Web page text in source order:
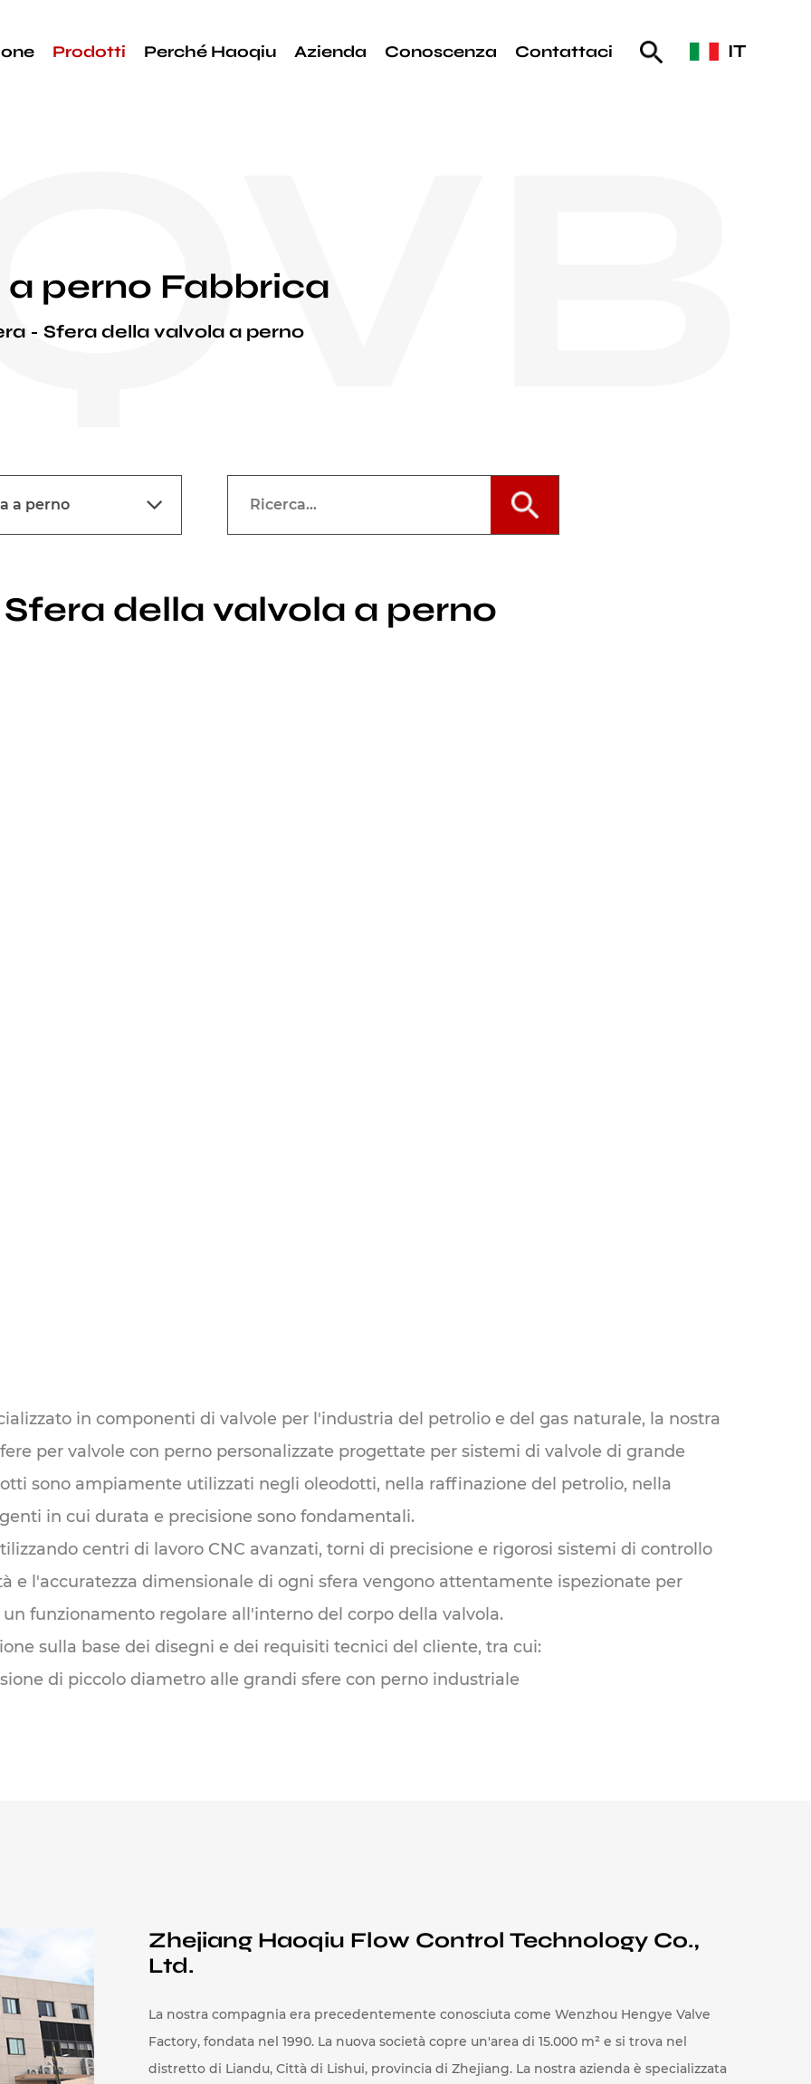
Prodotti Perché Haoqiu Azienda Conoscenza Contattaci IT
perno Fabbrica
Sfera della valvola a perno
a perno
della valvola a perno
in componenti di valvole per l'industria del petrolio e del gas naturale, la nostra
per valvole con perno personalizzate progettate per sistemi di valvole di grande
sono ampiamente utilizzati negli oleodotti, nella raffinazione del petrolio, nella
in cui durata e precisione sono fondamentali.
centri di lavoro CNC avanzati, torni di precisione e rigorosi sistemi di controllo
e l'accuratezza dimensionale di ogni sfera vengono attentamente ispezionate per
funzionamento regolare all'interno del corpo della valvola.
sulla base dei disegni e dei requisiti tecnici del cliente, tra cui:
di piccolo diametro alle grandi sfere con perno industriale
ideali per le valvole a sfera con snodo utilizzate nei sistemi di controllo del flusso
Zhejiang Haoqiu Flow Control Technology Co.,
Ltd.
La nostra compagnia era precedentemente conosciuta come Wenzhou Hengye Valve
Factory, fondata nel 1990. La nuova società copre un'area di 15.000 m² e si trova nel
distretto di Liandu, Città di Lishui, provincia di Zhejiang. La nostra azienda è specializzata